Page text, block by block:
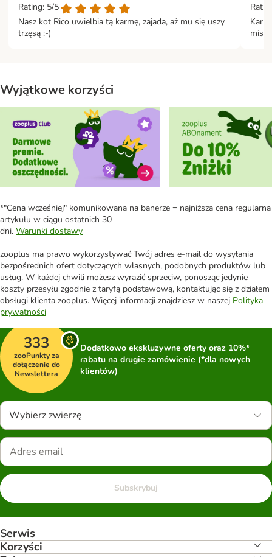
Rating: 5/5
Nasz kot Rico uwielbia tą karmę, zajada, aż mu się uszy
trzęsą :-)
Wyjątkowe korzyści
*"Cena wcześniej" komunikowana na banerze = najniższa cena regularna
artykułu w ciągu ostatnich 30
dni. Warunki dostawy
zooplus ma prawo wykorzystywać Twój adres e-mail do wysyłania
bezpośrednich ofert dotyczących własnych, podobnych produktów lub
usług. W każdej chwili możesz wyrazić sprzeciw, ponosząc jedynie
koszty przesyłu zgodnie z taryfą podstawową, kontaktując się z działem
obsługi klienta zooplus. Więcej informacji znajdziesz w naszej Polityka
prywatności
333
zooPunkty za
dołączenie do
Newslettera
Dodatkowo ekskluzywne oferty oraz 10%*
rabatu na drugie zamówienie (*dla nowych
klientów)
Wybierz zwierzę
Subskrybuj
Serwis
Korzyści